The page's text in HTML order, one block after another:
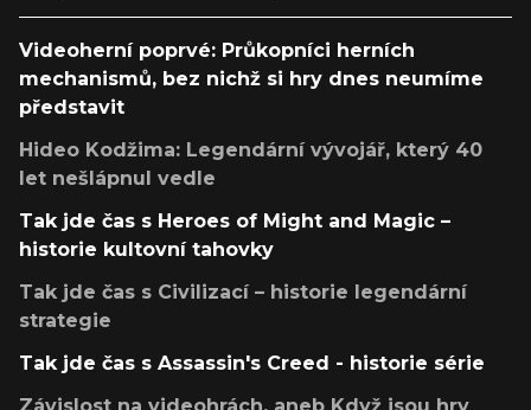
Videoherní poprvé: Průkopníci herních
mechanismů, bez nichž si hry dnes neumíme
představit
Hideo Kodžima: Legendární vývojář, který 40
let nešlápnul vedle
Tak jde čas s Heroes of Might and Magic –
historie kultovní tahovky
Tak jde čas s Civilizací – historie legendární
strategie
Tak jde čas s Assassin's Creed - historie série